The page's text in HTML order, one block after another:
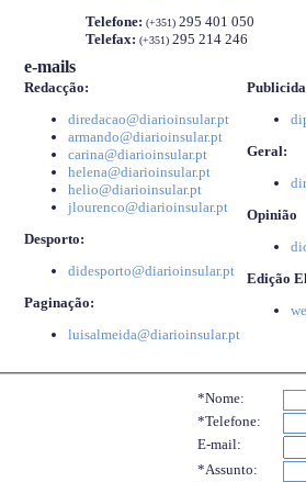
Telefone: (+351) 295 401 050
Telefax: (+351) 295 214 246
e-mails
Redacção:
diredacao@diarioinsular.pt
armando@diarioinsular.pt
carina@diarioinsular.pt
helena@diarioinsular.pt
helio@diarioinsular.pt
jlourenco@diarioinsular.pt
Desporto:
didesporto@diarioinsular.pt
Paginação:
luisalmeida@diarioinsular.pt
Geral:
Opinião
Edição
*Nome:
*Telefone:
E-mail:
*Assunto: